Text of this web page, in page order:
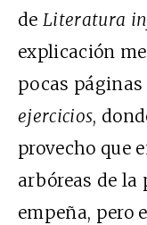
deLiteratura
explicación
pocas páginas
ejercicios,
provecho que
arbóreas de la
empeña, pero